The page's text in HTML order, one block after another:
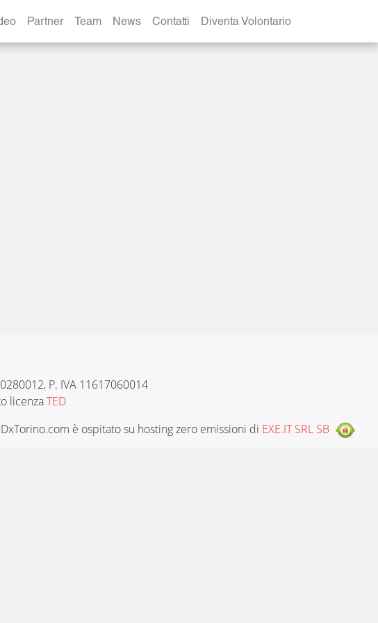
Partner Team News Contatti Diventa Volontario
P. IVA 11617060014
licenzaTED
è ospitato su hosting zero emissioni di EXE.IT SRL SB